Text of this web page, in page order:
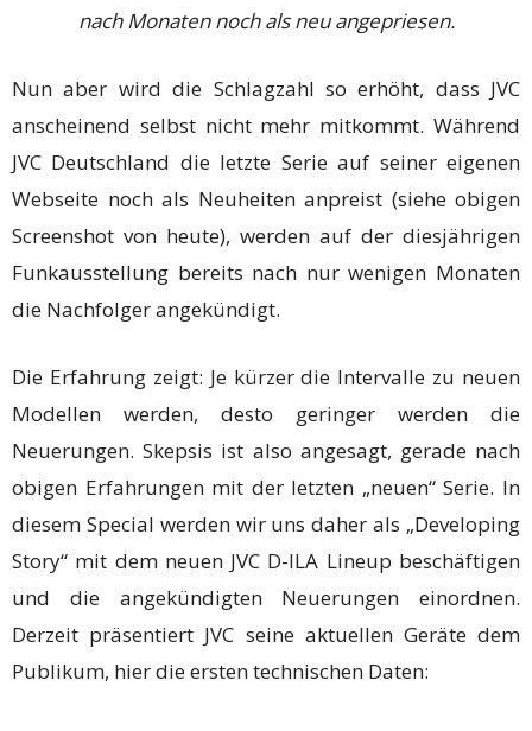
nach Monaten noch als neu angepriesen.
Nun aber wird die Schlagzahl so erhöht, dass JVC
anscheinend selbst nicht mehr mitkommt. Während
JVC Deutschland die letzte Serie auf seiner eigenen
Webseite noch als Neuheiten anpreist (siehe obigen
Screenshot von heute), werden auf der diesjährigen
Funkausstellung bereits nach nur wenigen Monaten
die Nachfolger angekündigt.
Die Erfahrung zeigt: Je kürzer die Intervalle zu neuen
Modellen werden, desto geringer werden die
Neuerungen. Skepsis ist also angesagt, gerade nach
obigen Erfahrungen mit der letzten „neuen“ Serie. In
diesem Special werden wir uns daher als „Developing
Story“ mit dem neuen JVC D-ILA Lineup beschäftigen
und die angekündigten Neuerungen einordnen.
Derzeit präsentiert JVC seine aktuellen Geräte dem
Publikum, hier die ersten technischen Daten: